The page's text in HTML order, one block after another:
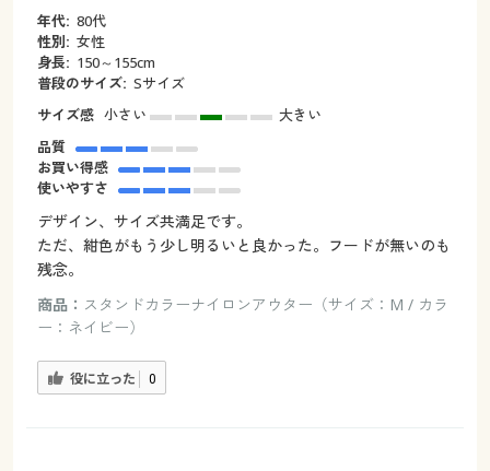
年代: 80代
性別: 女性
身長: 150～155cm
普段のサイズ: Sサイズ
サイズ感 小さい
大きい
品質
お買い得感
使いやすさ
デザイン、サイズ共満足です。
ただ、紺色がもう少し明るいと良かった。フードが無いのも
残念。
商品： スタンドカラーナイロンアウター（サイズ：M / カラ
ー：ネイビー）
役に立った 0